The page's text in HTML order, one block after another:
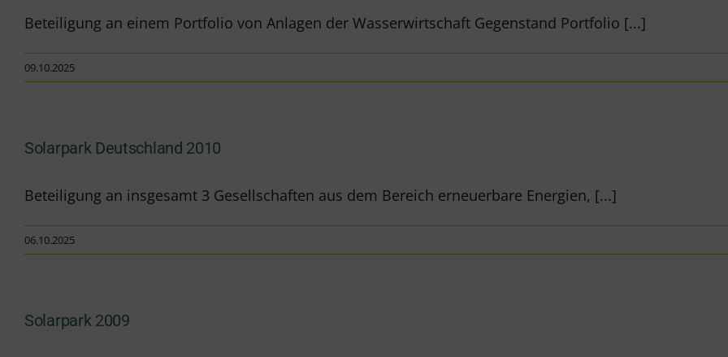
Beteiligung an einem Portfolio von Anlagen der Wasserwirtschaft Gegenstand Portfolio [...]
09.10.2025
Solarpark Deutschland 2010
Beteiligung an insgesamt 3 Gesellschaften aus dem Bereich erneuerbare Energien, [...]
06.10.2025
Solarpark 2009